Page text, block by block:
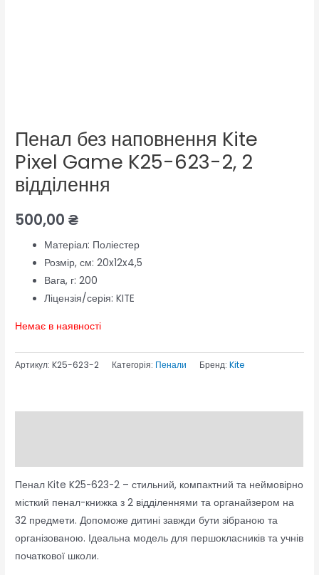
Пенал без наповнення Kite
Pixel Game K25-623-2, 2
відділення
500,00₴
Матеріал: Поліестер
Розмір, см: 20x12x4,5
Вага, г:200
Ліцензія/серія:KITE
Немає в наявності
Артикул:K25-623-2 Категорія: Пенали Бренд:Kite
Пенал Kite K25-623-2 – стильний, компактний та неймовірно
місткий пенал-книжка з 2 відділеннями та органайзером на
32 предмети. Допоможе дитині завжди бути зібраною та
організованою. Ідеальна модель для першокласників та учнів
початкової школи.